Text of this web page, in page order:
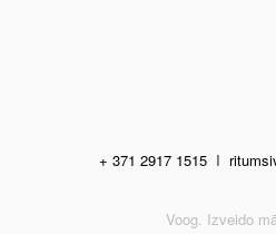
+ 371 2917 1515I
Voog. Izveido